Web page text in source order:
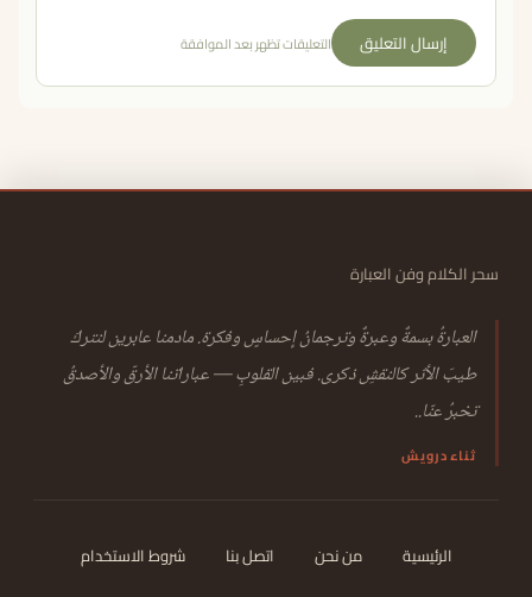
إرسال التعليق التعليقات تظهر بعد الموافقة
سحر الكلام وفن العبارة
العبارةُ بسمةٌ وعبرةٌ وترجمانُ إحساسٍ وفكرة. مادمنا عابرين لنتركَ
طيبَ الأثر كالنقشِ ذكرى. فبين القلوبِ — عباراتنا الأرقّ والأصدقُ
تخبرُ عنّا..
ثناء درويش
الرئيسية من نحن اتصل بنا
شروط الاستخدام